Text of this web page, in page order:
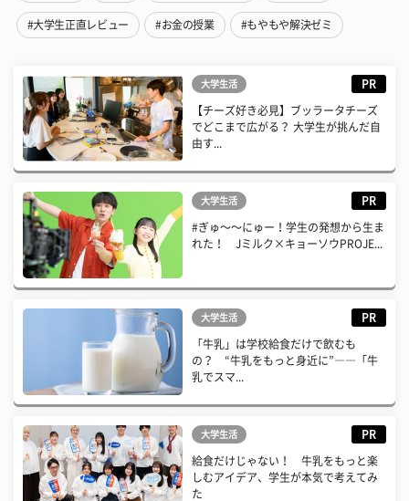
#大学生正直レビュー #お金の授業 #もやもや解決ゼミ
大学生活 PR
【チーズ好き必見】ブッラータチーズ
でどこまで広がる？ 大学生が挑んだ自
由す...
大学生活 PR
#ぎゅ〜〜にゅー！学生の発想から生ま
れた！ Jミルク×キョーソウPROJE...
大学生活 PR
「牛乳」は学校給食だけで飲むも
の？ “牛乳をもっと身近に”――「牛
乳でスマ...
大学生活 PR
給食だけじゃない！ 牛乳をもっと楽
しむアイデア、学生が本気で考えてみ
た